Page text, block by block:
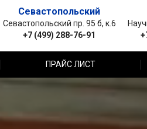
Севастопольский
Севастопольский пр. 95 б, к.6
+7 (499) 288-76-91
ПРАЙС ЛИСТ